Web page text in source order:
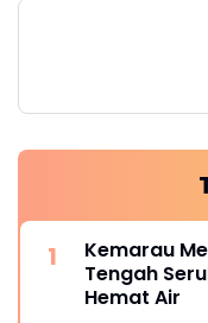
Kemarau
Tengah
Hemat Air